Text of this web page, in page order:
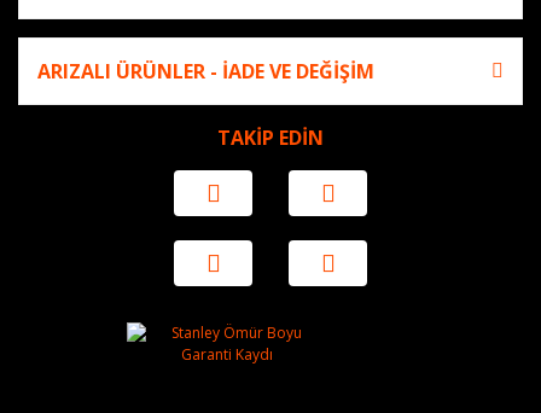
ARIZALI ÜRÜNLER - İADE VE DEĞİŞİM
TAKİP EDİN